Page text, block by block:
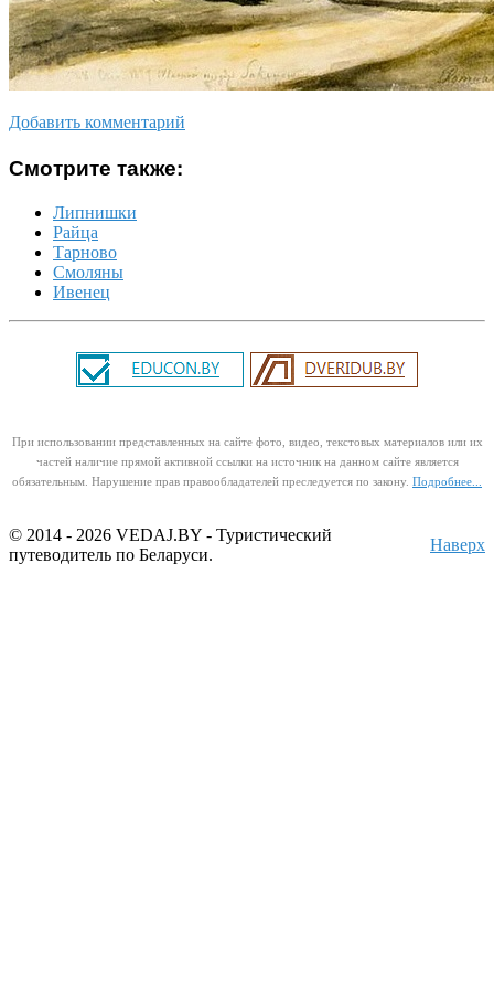
Добавить комментарий
Смотрите также:
Липнишки
Райца
Тарново
Смоляны
Ивенец
При использовании представленных на сайте фото, видео, текстовых материалов или их
частей наличие прямой активной ссылки на источник на данном сайте является
обязательным. Нарушение прав правообладателей преследуется по закону. Подробнее...
© 2014 - 2026 VEDAJ.BY - Туристический
путеводитель по Беларуси.
Наверх